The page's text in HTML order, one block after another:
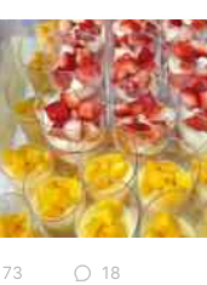
73 18